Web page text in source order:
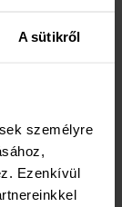
A sütikről
személyre
Ezenkívül
a többségnél
tovább
a kutatás